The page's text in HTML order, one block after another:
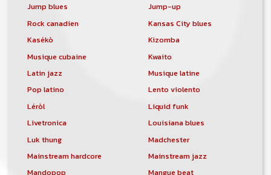
Jump blues
Jump-up
Rock canadien
Kansas City blues
Kasékò
Kizomba
Musique cubaine
Kwaito
Latin jazz
Musique latine
Pop latino
Lento violento
Léròl
Liquid funk
Livetronica
Louisiana blues
Luk thung
Madchester
Mainstream hardcore
Mainstream jazz
Mandopop
Mangue beat